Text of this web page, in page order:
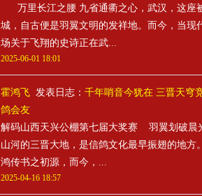
万里长江之腰 九省通衢之心，武汉，这座
城，自古便是羽翼文明的发祥地。而今，当现
场关于飞翔的史诗正在武...
2025-06-01 18:01
霍鸿飞 发表日志： 千年哨音今犹在 三晋天穹
鸽会友
解码山西天兴公棚第七届大奖赛 羽翼划破
山河的三晋大地，是信鸽文化最早振翅的地方
鸿传书之初源，而今，...
2025-04-16 18:57